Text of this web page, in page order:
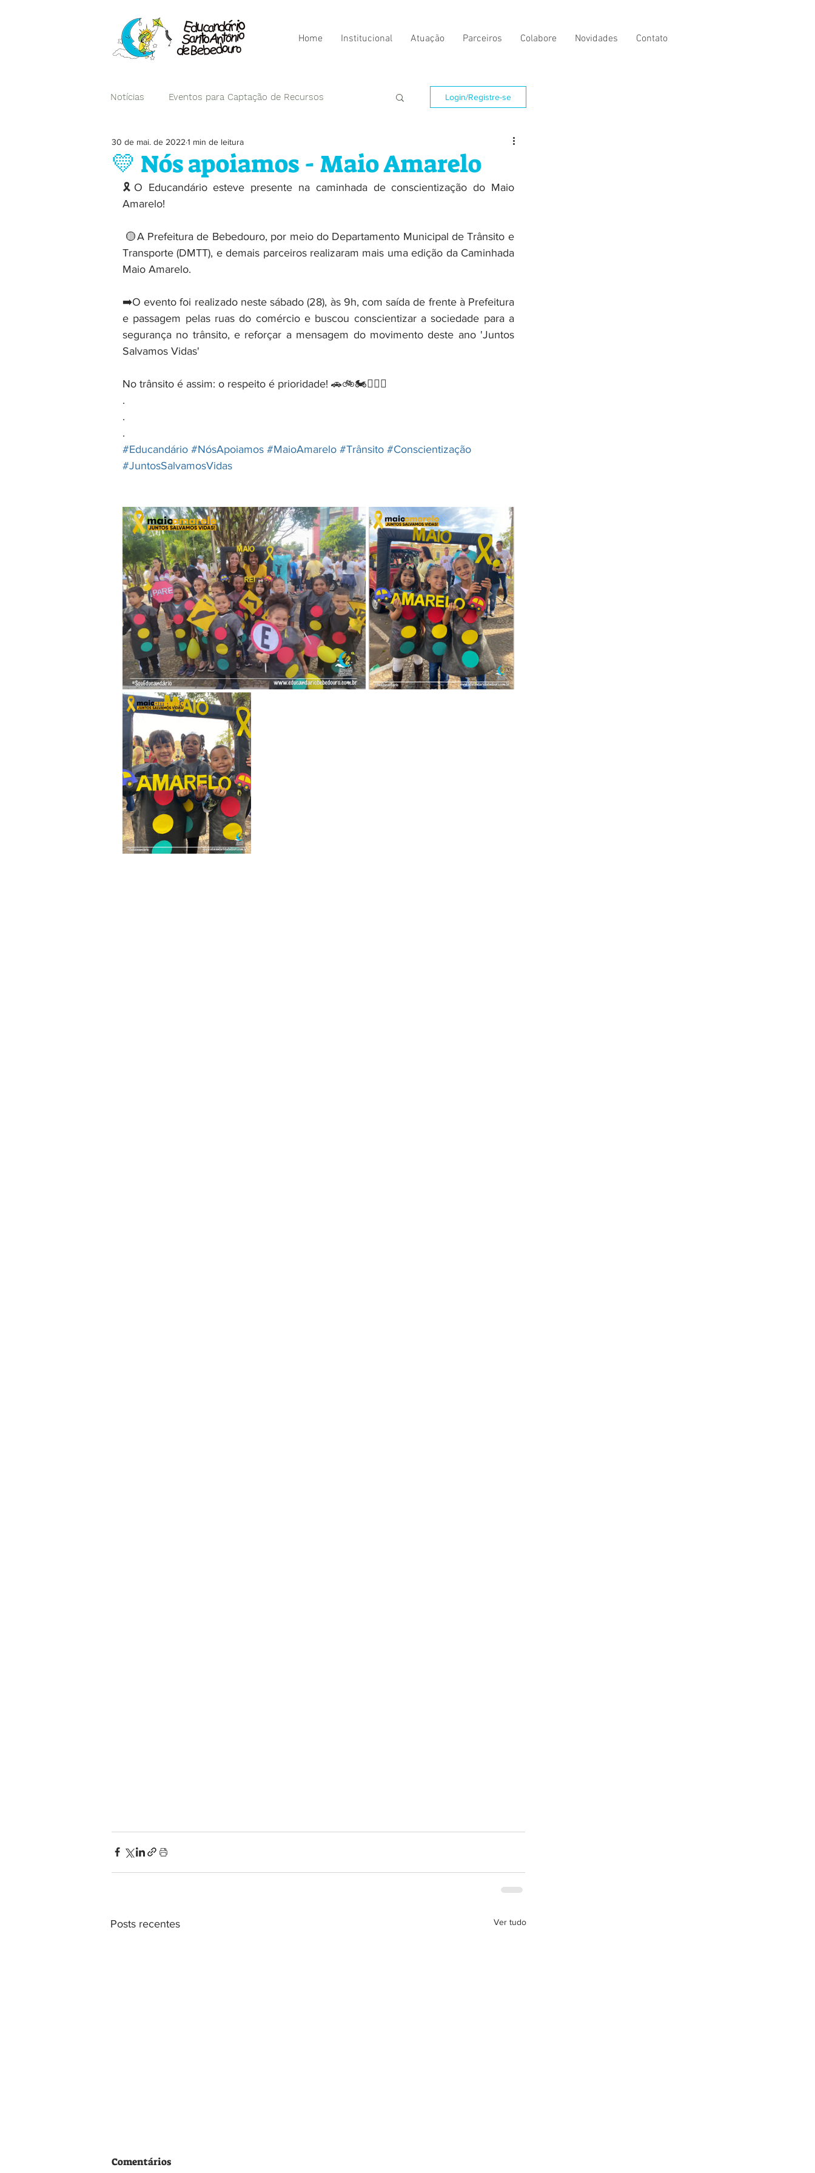
Home Institucional Atuação Parceiros Colabore Novidades Contato
Notícias Eventos para Captação de Recursos
Campanhas
Login/Registre-se
💛 Nós apoiamos - Maio Amarelo
30 de mai. de 2022 1 min de leitura
🎗️O Educandário esteve presente na caminhada de conscientização do Maio
Amarelo!
Transporte (DMTT), e demais parceiros realizaram mais uma edição da Caminhada
Maio Amarelo.
➡️O evento foi realizado neste sábado (28), às 9h, com saída de frente à Prefeitura
e passagem pelas ruas do comércio e buscou conscientizar a sociedade para a
segurança no trânsito, e reforçar a mensagem do movimento deste ano 'Juntos
Salvamos Vidas'
No trânsito é assim: o respeito é prioridade! 🚗🚲🏍️🚶🏼‍♀️
.
.
.
#Educandário #NósApoiamos #MaioAmarelo #Trânsito #Conscientização
#JuntosSalvamosVidas
Posts recentes Ver tudo
Comentários